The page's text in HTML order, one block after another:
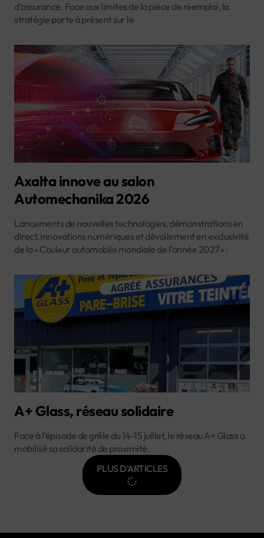
d’assurance. Face aux limites de la pièce de réemploi, la
stratégie porte à présent sur le
Axalta innove au salon
Automechanika 2026
Lancements de nouvelles technologies, démonstrations en
direct, innovations numériques et dévoilement en exclusivité
de la « Couleur automobile mondiale de l’année 2027 » :
A+ Glass, réseau solidaire
Face à l’épisode de grêle du 14-15 juillet, le réseau A+ Glass a
mobilisé sa solidarité de proximité.
PLUS D'ARTICLES